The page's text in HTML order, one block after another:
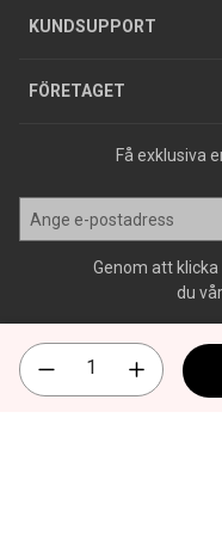
KUNDSUPPORT
Varumärken
FÖRETAGET
Jobba hos oss
Press
Få exklusiva
Genom att
du